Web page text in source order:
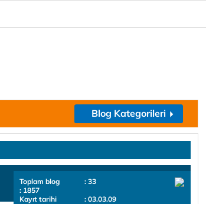
Blog Kategorileri
Toplam blog
: 33
: 1857
Kayıt tarihi
: 03.03.09